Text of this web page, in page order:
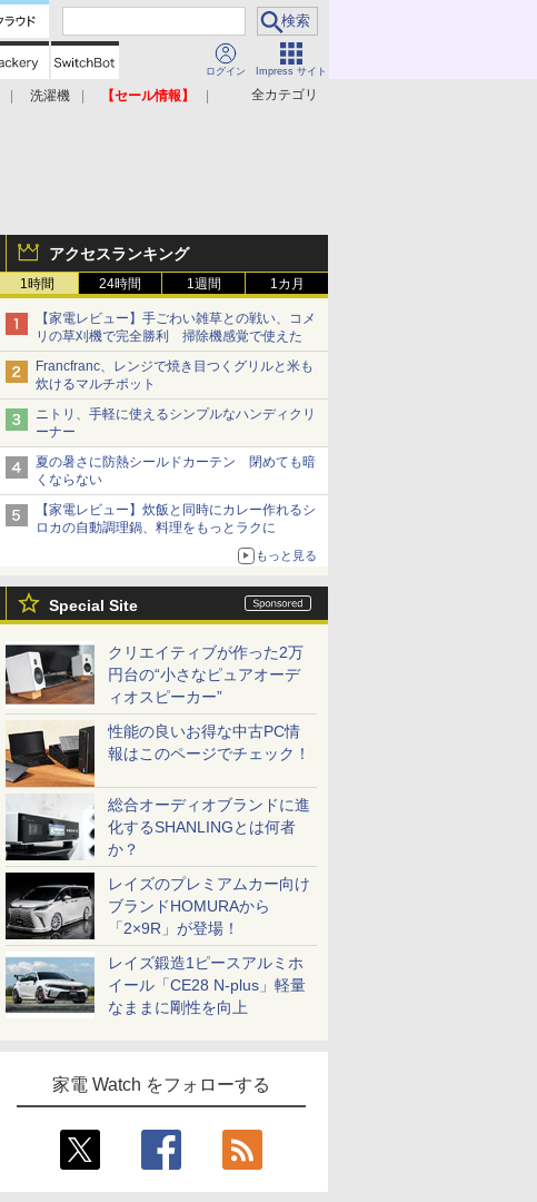
ログイン Impress サイト
全カテゴリ
洗濯機
【セール情報】
アクセスランキング
1時間 24時間 1週間 1カ月
【家電レビュー】手ごわい雑草との戦い、コメ
リの草刈機で完全勝利 掃除機感覚で使えた
Francfranc、レンジで焼き目つくグリルと米も
炊けるマルチポット
ニトリ、手軽に使えるシンプルなハンディクリ
ーナー
夏の暑さに防熱シールドカーテン 閉めても暗
くならない
【家電レビュー】炊飯と同時にカレー作れるシ
ロカの自動調理鍋、料理をもっとラクに
もっと見る
Special Site
クリエイティブが作った2万
円台の“小さなピュアオーデ
ィオスピーカー”
性能の良いお得な中古PC情
報はこのページでチェック！
総合オーディオブランドに進
化するSHANLINGとは何者
か？
レイズのプレミアムカー向け
ブランドHOMURAから
「2×9R」が登場！
レイズ鍛造1ピースアルミホ
イール「CE28 N-plus」軽量
なままに剛性を向上
家電 Watch をフォローする